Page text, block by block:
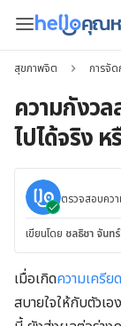
สุขภาพจิต การจัด
ความกังว
ไปได้จริง
ตรวจสอบคว
เขียนโดย ชลธิชา จันท
เมื่อเกิดความเครียด
สบายใจให้กับตัวเ